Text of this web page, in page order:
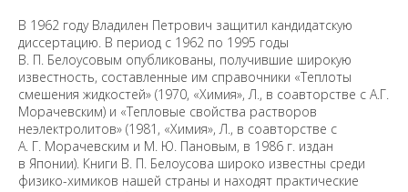
В 1962 году Владилен Петрович защитил кандидатскую
диссертацию. В период с 1962 по 1995 годы
В. П. Белоусовым опубликованы, получившие широкую
известность, составленные им справочники «Теплоты
смешения жидкостей» (1970, «Химия», Л., в соавторстве с А.Г.
Морачевским) и «Тепловые свойства растворов
неэлектролитов» (1981, «Химия», Л., в соавторстве с
А. Г. Морачевским и М. Ю. Пановым, в 1986 г. издан
в Японии). Книги В. П. Белоусова широко известны среди
физико-химиков нашей страны и находят практические